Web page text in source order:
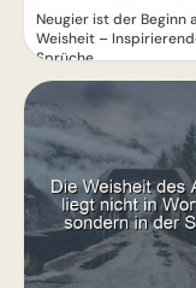
Neugier ist der Beginn
Weisheit –
Sprüche